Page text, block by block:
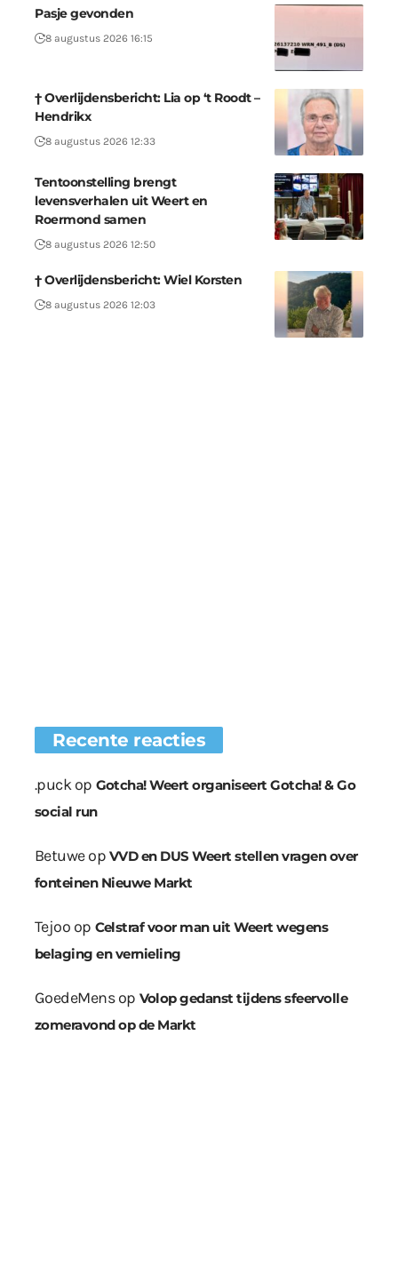
Pasje gevonden
8 augustus 2026 16:15
† Overlijdensbericht: Lia op ‘t Roodt –
Hendrikx
8 augustus 2026 12:33
Tentoonstelling brengt
levensverhalen uit Weert en
Roermond samen
8 augustus 2026 12:50
† Overlijdensbericht: Wiel Korsten
8 augustus 2026 12:03
Recente reacties
.puckop Gotcha! Weert organiseert Gotcha! & Go
social run
Betuweop VVD en DUS Weert stellen vragen over
fonteinen Nieuwe Markt
Tejoo op Celstraf voor man uit Weert wegens
belaging en vernieling
GoedeMensop Volop gedanst tijdens sfeervolle
zomeravond op de Markt